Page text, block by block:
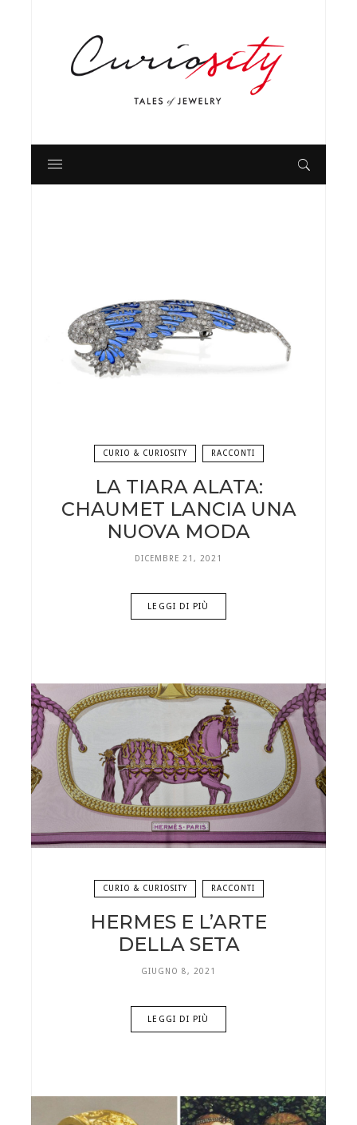
CURIO & CURIOSITY RACCONTI
LA TIARA ALATA:
CHAUMET LANCIA UNA
NUOVA MODA
DICEMBRE 21, 2021
LEGGI DI PIÙ
CURIO & CURIOSITY RACCONTI
HERMES E L’ARTE
DELLA SETA
GIUGNO 8, 2021
LEGGI DI PIÙ